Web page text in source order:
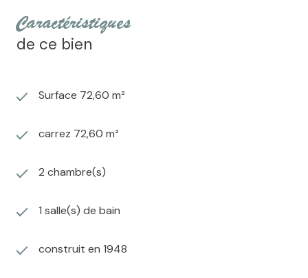
caractéristiques
de ce bien
Surface 72,60 m²
carrez 72,60 m²
2 chambre(s)
1 salle(s) de bain
construit en 1948